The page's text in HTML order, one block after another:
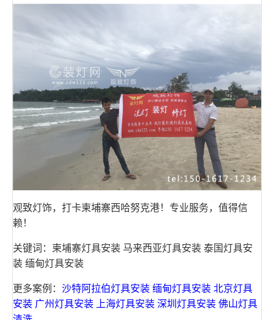
观致灯饰，打卡柬埔寨西哈努克港！专业服务，值得信
赖！
关键词：柬埔寨灯具安装 马来西亚灯具安装 泰国灯具安
装 缅甸灯具安装
更多案例： 沙特阿拉伯灯具安装缅甸灯具安装北京灯具
安装 广州灯具安装 上海灯具安装深圳灯具安装佛山灯具